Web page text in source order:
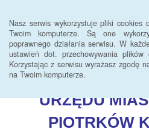
Nasz serwis wykorzystuje pliki cookies
Twoim komputerze. Są one
poprawnego działania serwisu. W
ustawień dot. przechowywania
Korzystając z serwisu wyrażasz zgodę
na Twoim komputerze.
BIULETYN
URZĘDU
PIOTRKÓW